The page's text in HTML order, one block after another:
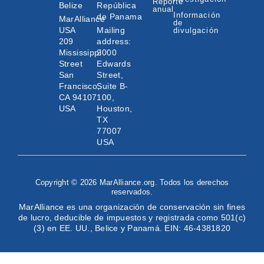
Belize
MarAlliance
USA
209
Mississippi
Street
San
Francisco,
CA 94107
USA
República
de Panama
Mailing
address:
2000
Edwards
Street,
Suite B-
100,
Houston,
TX
77007
USA
anual
Información
de
divulgación
Copyright © 2026 MarAlliance.org. Todos los derechos
reservados.
MarAlliance es una organización de conservación sin fines
de lucro, deducible de impuestos y registrada como 501(c)
(3) en EE. UU., Belice y Panamá. EIN: 46-4381820